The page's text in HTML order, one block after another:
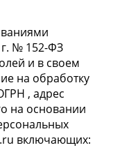
г. № 152-ФЗ
и в своем
на обработку
, адрес
на основании
включающих: